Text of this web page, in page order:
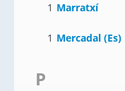
1 Marratxí
1 Mercadal (Es)
P